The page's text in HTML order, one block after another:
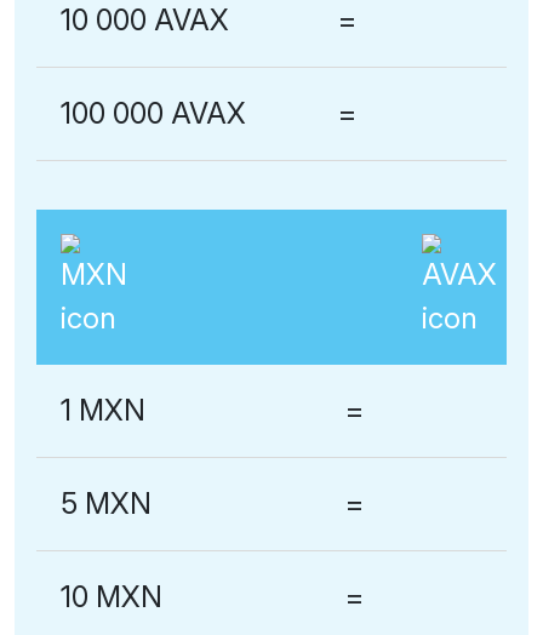
10 000 AVAX =
100 000 AVAX =
1 MXN =
5 MXN =
10 MXN =